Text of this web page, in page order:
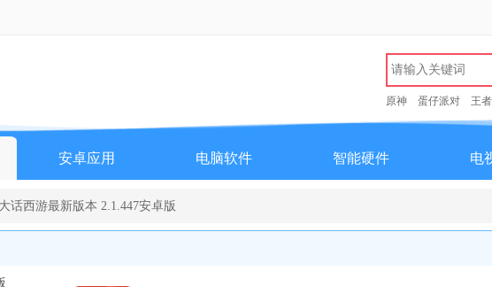
原神 蛋仔派对 王
安卓应用 电脑软件 智能硬件 电
话西游最新版本 2.1.447安卓版